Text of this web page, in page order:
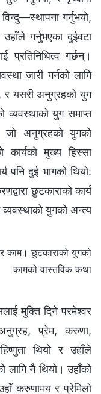
गर्नुभयो,
गर्नुभएका दुईवटा
गर्छन्।
जारी गर्नको लागि
र यसरी अनुग्रहको युग
व्यवस्थाको युग समाप्त
जो अनुग्रहको युगको
मुख्य हिस्सा
पनि दुई भागको थियो:
छुटकाराको कार्य
व्यवस्थाको युगको अन्त्य
काम। छुटकाराको युगको
कामको वास्तविक कथा
मुक्ति दिने परमेश्‍वर
प्रेम, करुणा,
थियो र उहाँले
लागि नै थियो। उहाँको
करुणामय र प्रेमिलो